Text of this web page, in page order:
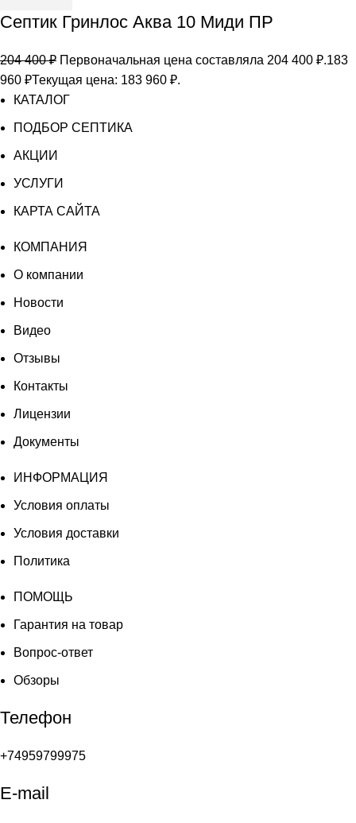
Септик Гринлос Аква 10 Миди ПР
204 400₽ Первоначальная цена составляла 204 400 ₽.183
960 ₽Текущая цена: 183 960 ₽.
КАТАЛОГ
ПОДБОР СЕПТИКА
АКЦИИ
УСЛУГИ
КАРТА САЙТА
КОМПАНИЯ
О компании
Новости
Видео
Отзывы
Контакты
Лицензии
Документы
ИНФОРМАЦИЯ
Условия оплаты
Условия доставки
Политика
ПОМОЩЬ
Гарантия на товар
Вопрос-ответ
Обзоры
Телефон
+74959799975
E-mail